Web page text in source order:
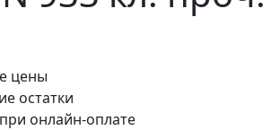
цены
остатки
онлайн-оплате